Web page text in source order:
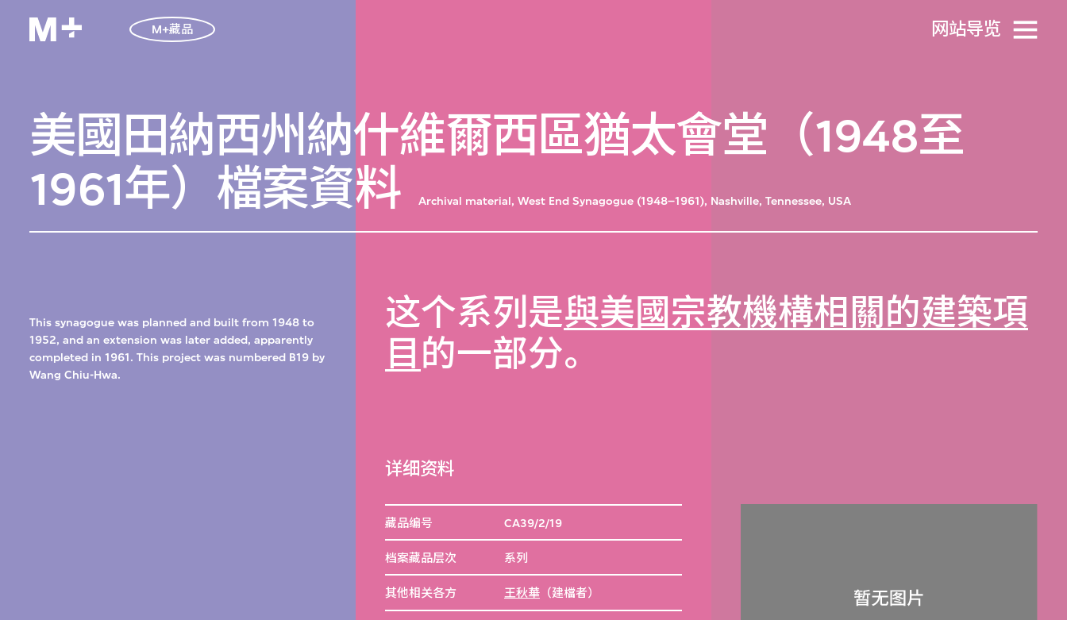
M+藏品 网站导览
美國田納西州納什維爾西區猶太會堂（1948至
1961年）檔案資料
Archival material, West End Synagogue (1948–1961), Nashville, Tennessee, USA
This synagogue was planned and built from 1948 to
1952, and an extension was later added, apparently
completed in 1961. This project was numbered B19 by
Wang Chiu-Hwa.
这个系列是與美國宗教機構相關的建築項
目 的一部分。
详细资料
藏品编号 CA39/2/19
档案藏品层次 系列
其他相关各方 王秋華（建檔者）